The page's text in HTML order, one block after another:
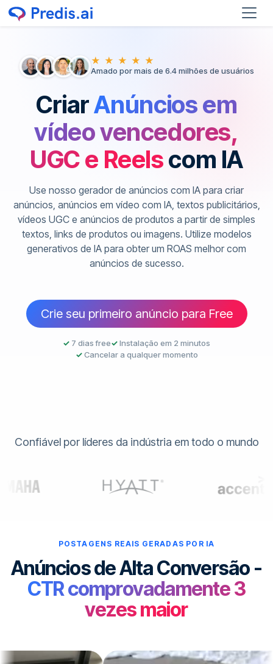
★ ★ ★ ★ ★
Amado por mais de 6.4 milhões de usuários
CriarAnúncios em
vídeo vencedores,
UGC e Reelscom IA
Use nosso gerador de anúncios com IA para criar
anúncios, anúncios em vídeo com IA, textos publicitários,
vídeos UGC e anúncios de produtos a partir de simples
textos, links de produtos ou imagens. Utilize modelos
generativos de IA para obter um ROAS melhor com
anúncios de sucesso.
Crie seu primeiro anúncio para Free
✓ 7 dias free✓Instalação em 2 minutos
✓Cancelar a qualquer momento
Confiável por líderes da indústria em todo o mundo
POSTAGENS REAIS GERADAS POR IA
Anúncios de Alta Conversão -
CTR comprovadamente 3
vezes maior